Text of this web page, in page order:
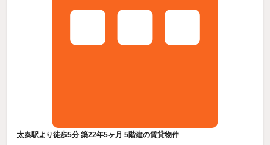
太秦駅より徒歩5分 築22年5ヶ月 5階建の賃貸物件